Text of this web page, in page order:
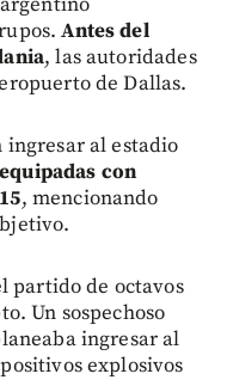
Antes del
, las autoridades
de Dallas.
al estadio
con
, mencionando
partido de octavos
Un sospechoso
ingresar al
explosivos